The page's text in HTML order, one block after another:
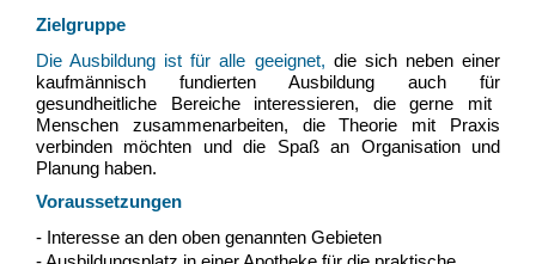
Zielgruppe
Die Ausbildung ist für alle geeignet, die sich neben einer
kaufmännisch fundierten Ausbildung auch für
gesundheitliche Bereiche interessieren, die gerne mit
Menschen zusammenarbeiten, die Theorie mit Praxis
verbinden möchten und die Spaßan Organisation und
Planung haben.
Voraussetzungen
- Interesse an den oben genannten Gebieten